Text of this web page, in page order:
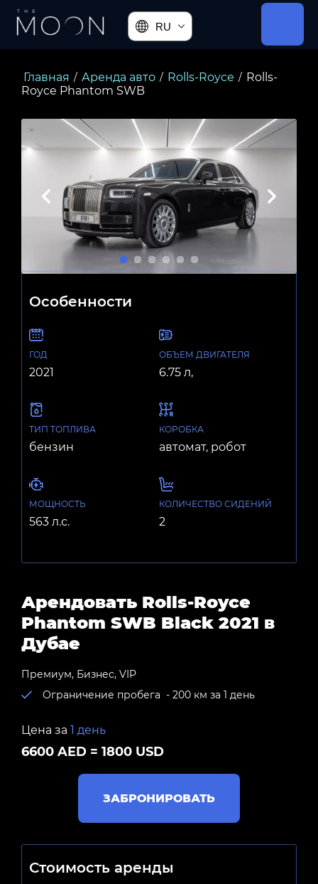
RU
Главная / Аренда авто / Rolls-Royce / Rolls-
Royce Phantom SWB
Особенности
ГОД
2021
ОБЪЕМ ДВИГАТЕЛЯ
6.75 л,
ТИП ТОПЛИВА
бензин
КОРОБКА
автомат, робот
МОЩНОСТЬ
563 л.с.
КОЛИЧЕСТВО СИДЕНИЙ
2
Арендовать Rolls-Royce
Phantom SWB Black 2021 в
Дубае
Премиум, Бизнес, VIP
Ограничение пробега - 200 км за 1 день
Цена за 1 день
6600 AED = 1800 USD
ЗАБРОНИРОВАТЬ
Стоимость аренды